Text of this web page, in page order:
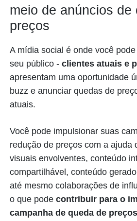
meio de anúncios de
preços
A mídia social é onde você
seu público - clientes atuais e
apresentam uma oportunidade
buzz e anunciar quedas de
atuais.
Você pode impulsionar suas
redução de preços com a ajuda
visuais envolventes, conteúdo
compartilhável, conteúdo
até mesmo colaborações de
o que pode contribuir para o
campanha de queda de preços